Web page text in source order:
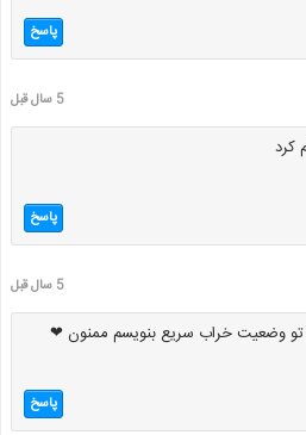
پاسخ
5 سال قبل
کرد
پاسخ
5 سال قبل
تو وضعیت خراب سریع بنویسم ممنون ❤
پاسخ